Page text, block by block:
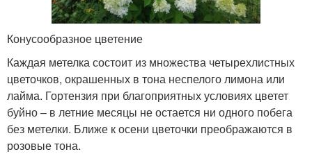
Конусообразное цветение
Каждая метелка состоит из множества четырехлистных
цветочков, окрашенных в тона неспелого лимона или
лайма. Гортензия при благоприятных условиях цветет
буйно – в летние месяцы не остается ни одного побега
без метелки. Ближе к осени цветочки преображаются в
розовые тона.